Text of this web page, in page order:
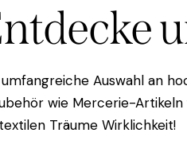
Auswahl an
wie Mercerie-
Träume Wirklichkeit!